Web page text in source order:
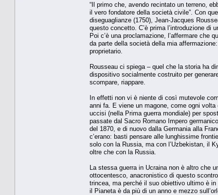
“Il primo che, avendo recintato un terreno,
il vero fondatore della società civile”. Con
diseguaglianze (1750), Jean-Jacques
questo concetto. C’è prima l’introduzione
Poi c’è una proclamazione, l’affermare che
da parte della società della mia
proprietario.
Rousseau ci spiega – quel che la storia ha
dispositivo socialmente costruito per
scompare, riappare.
In effetti non vi è niente di così mutevole
anni fa. E viene un magone, come ogni
uccisi (nella Prima guerra mondiale) per
passate dal Sacro Romano Impero
del 1870, e di nuovo dalla Germania alla
c’erano: basti pensare alle lunghissime
solo con la Russia, ma con l’Uzbekistan, il
oltre che con la Russia.
La stessa guerra in Ucraina non è altro che
ottocentesco, anacronistico di questo
trincea, ma perché il suo obiettivo ultimo è
il Pianeta è da più di un anno e mezzo